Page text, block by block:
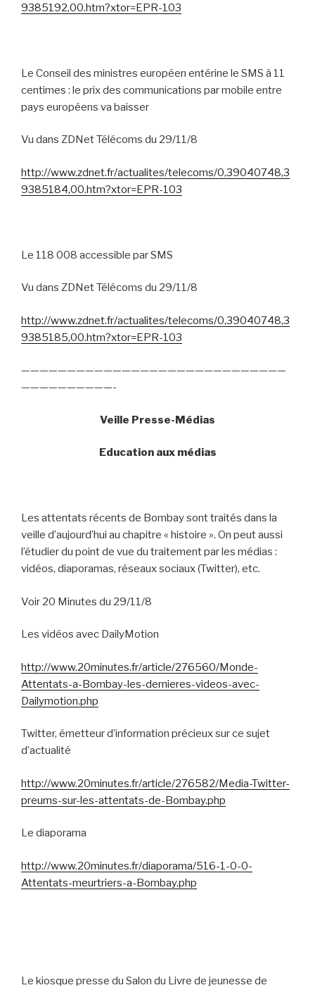
9385192,00.htm?xtor=EPR-103
Le Conseil des ministres européen entérine le SMS à 11
centimes : le prix des communications par mobile entre
pays européens va baisser
Vu dans ZDNet Télécoms du 29/11/8
http://www.zdnet.fr/actualites/telecoms/0,39040748,3
9385184,00.htm?xtor=EPR-103
Le 118 008 accessible par SMS
Vu dans ZDNet Télécoms du 29/11/8
http://www.zdnet.fr/actualites/telecoms/0,39040748,3
9385185,00.htm?xtor=EPR-103
—————————————————————————————
——————————-
Veille Presse-Médias
Education aux médias
Les attentats récents de Bombay sont traités dans la
veille d’aujourd’hui au chapitre « histoire ». On peut aussi
l’étudier du point de vue du traitement par les médias :
vidéos, diaporamas, réseaux sociaux (Twitter), etc.
Voir 20 Minutes du 29/11/8
Les vidéos avec DailyMotion
http://www.20minutes.fr/article/276560/Monde-
Attentats-a-Bombay-les-dernieres-videos-avec-
Dailymotion.php
Twitter, émetteur d’information précieux sur ce sujet
d’actualité
http://www.20minutes.fr/article/276582/Media-Twitter-
preums-sur-les-attentats-de-Bombay.php
Le diaporama
http://www.20minutes.fr/diaporama/516-1-0-0-
Attentats-meurtriers-a-Bombay.php
Le kiosque presse du Salon du Livre de jeunesse de